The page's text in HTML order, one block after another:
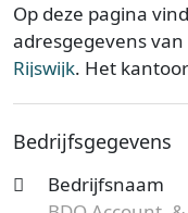
Op deze pagina
adresgegevens
Rijswijk. Het
Koophandel
Bedrijfsgegevens
Bedrijfsnaam